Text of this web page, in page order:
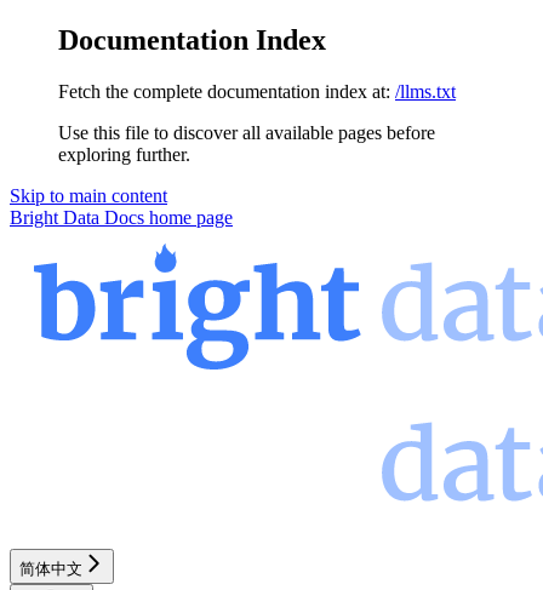
Documentation Index
Fetch the complete documentation index at: /llms.txt
Use this file to discover all available pages before
exploring further.
Skip to main content
Bright Data Docs home page
简体中文